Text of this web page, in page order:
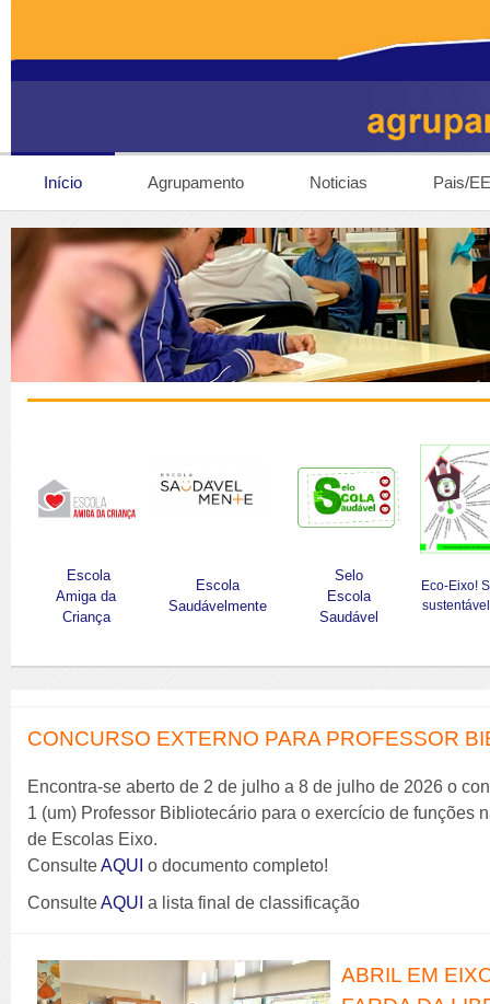
Início Agrupamento Noticias Pais/EE
Escola
Amiga da
Criança
Escola
Saudávelmente
Selo
Escola
Saudável
Eco-Eixo!
CONCURSO EXTERNO PARA PROFESSOR
Encontra-se aberto de 2 de julho a 8 de julho de 2026 o
1 (um) Professor Bibliotecário para o exercício de funções
de Escolas Eixo.
ConsulteAQUI o documento completo!
ConsulteAQUI a lista final de classificação
ABRIL EM